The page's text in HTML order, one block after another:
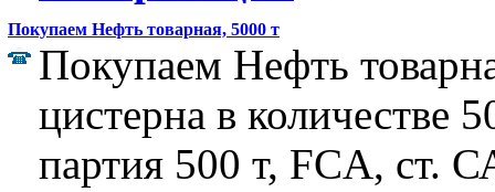
Покупаем Нефть товарная, 5000 т
Покупаем Нефть
цистерна в количестве
партия 500 т, FCA,